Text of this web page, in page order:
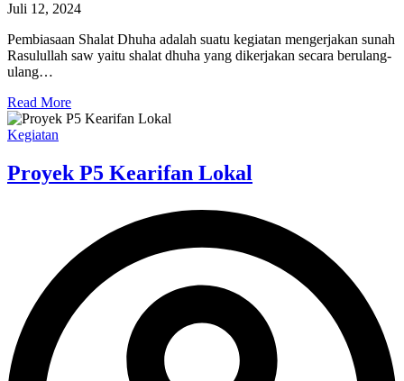
Juli 12, 2024
Pembiasaan Shalat Dhuha adalah suatu kegiatan mengerjakan sunah
Rasulullah saw yaitu shalat dhuha yang dikerjakan secara berulang-
ulang…
Read More
Kegiatan
Proyek P5 Kearifan Lokal